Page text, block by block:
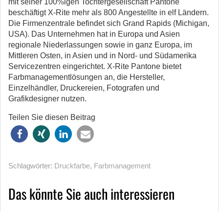
mit seiner 100%igen Tochtergesellschaft Pantone
beschäftigt X-Rite mehr als 800 Angestellte in elf Ländern.
Die Firmenzentrale befindet sich Grand Rapids (Michigan,
USA). Das Unternehmen hat in Europa und Asien
regionale Niederlassungen sowie in ganz Europa, im
Mittleren Osten, in Asien und in Nord- und Südamerika
Servicezentren eingerichtet. X-Rite Pantone bietet
Farbmanagementlösungen an, die Hersteller,
Einzelhändler, Druckereien, Fotografen und
Grafikdesigner nutzen.
Teilen Sie diesen Beitrag
Schlagwörter: Druckfarbe, Farbmanagement
Das könnte Sie auch interessieren